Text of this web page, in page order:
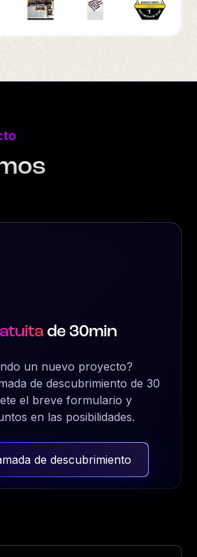
de 30min
un nuevo proyecto?
de descubrimiento de 30
el breve formulario y
en las posibilidades.
de descubrimiento